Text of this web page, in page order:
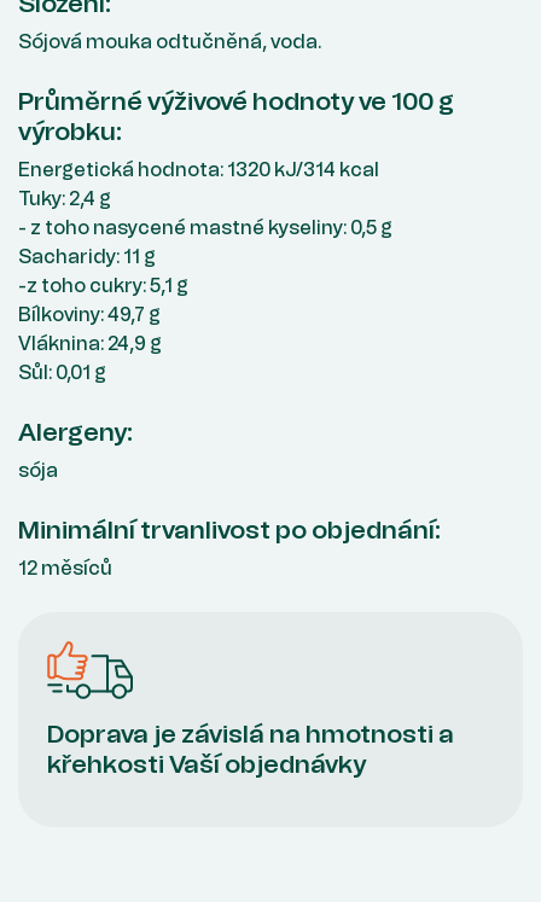
Sójová mouka odtučněná, voda.
Průměrné výživové hodnoty ve 100 g
výrobku:
Energetická hodnota: 1320 kJ/314 kcal
Tuky: 2,4 g
- z toho nasycené mastné kyseliny: 0,5 g
Sacharidy: 11 g
-z toho cukry: 5,1 g
Bílkoviny: 49,7 g
Vláknina: 24,9 g
Sůl: 0,01 g
Alergeny:
sója
Minimální trvanlivost po objednání:
12 měsíců
Doprava je závislá na hmotnosti a
křehkosti Vaší objednávky